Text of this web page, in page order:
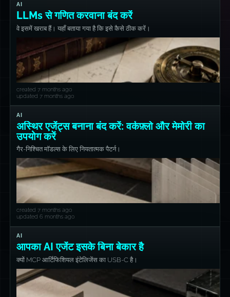
AI
LLMs से गणित करवाना बंद करें
वे इसमें खराब हैं। यहाँ बताया गया है कि इसे कैसे ठीक करें।
created 7 months ago
updated 7 months ago
AI
अस्थिर एजेंट्स बनाना बंद करें: वर्कफ़्लो और मेमोरी का
उपयोग करें
गैर-निश्चित मॉडल्स के लिए नियतात्मक पैटर्न।
created 7 months ago
updated 6 months ago
AI
आपका AI एजेंट इसके बिना बेकार है
क्यों MCP आर्टिफिशियल इंटेलिजेंस का USB-C है।